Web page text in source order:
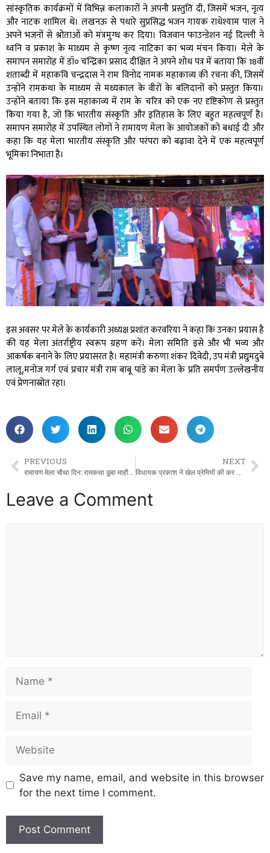
सांस्कृतिक कार्यक्रमों में विभिन्न कलाकारों ने अपनी प्रस्तुति दी, जिसमें भजन, नृत्य
और नाटक शामिल थे। लखनऊ से पधारे सुप्रसिद्ध भजन गायक राधेश्याम पाल ने
अपने भजनों से श्रोताओं को मंत्रमुग्ध कर दिया। विजवान फाउन्डेशन नई दिल्ली ने
ध्वनि व प्रकाश के माध्यम से कृष्ण नृत्य नाटिका का भव्य मंचन किया। मेले के
समापन समारोह में डॉ० चन्द्रिका प्रसाद दीक्षित ने अपने शोध पत्र में बताया कि 18वीं
शताब्दी में महाकवि चन्द्रदास ने राम विनोद नामक महाकाव्य की रचना की, जिसमें
उन्होंने रामकथा के माध्यम से मध्यकाल के वीरों के बलिदानों को प्रस्तुत किया।
उन्होंने बताया कि इस महाकाव्य में राम के चरित्र को एक नए दृष्टिकोण से प्रस्तुत
किया गया है, जो कि भारतीय संस्कृति और इतिहास के लिए बहुत महत्वपूर्ण है।
समापन समारोह में उपस्थित लोगों ने रामायण मेला के आयोजकों को बधाई दी और
कहा कि यह मेला भारतीय संस्कृति और परंपरा को बढ़ावा देने में एक महत्वपूर्ण
भूमिका निभाता है।
इस अवसर पर मेले के कार्यकारी अध्यक्ष प्रशांत करवरिया ने कहा कि उनका प्रयास है
की यह मेला अंतर्राष्ट्रीय स्वरूप ग्रहण करें। मेला समिति इसे और भी भव्य और
आकर्षक बनाने के लिए प्रयासरत है। महामंत्री करुणा शंकर दिवेदी, उप मंत्री प्रद्युमदुबे
लालू,मनोज गर्ग एवं प्रचार मंत्री राम बाबू पांडे का मेला के प्रति समर्पण उल्लेखनीय
एवं प्रेणनास्रोत रहा।
PREVIOUS NEXT
Leave a Comment
Save my name, email, and website in this browser
for the next time I comment.